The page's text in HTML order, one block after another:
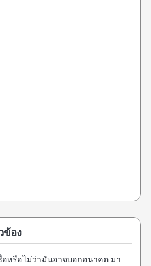
ข้อง
อหรือไม่ว่ามันอาจบอกอนาคต มา